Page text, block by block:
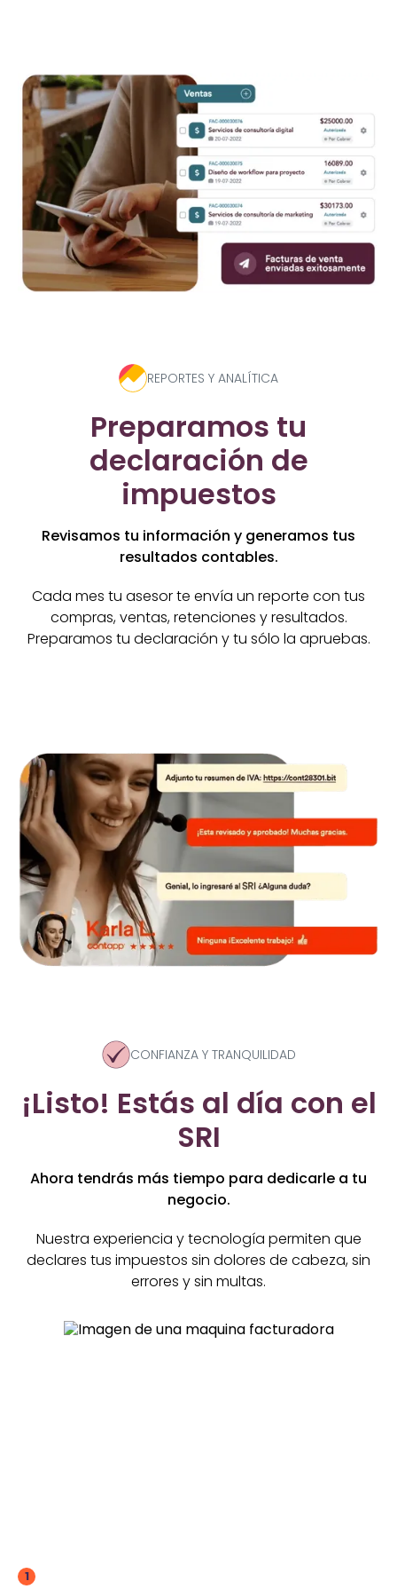
REPORTES Y ANALÍTICA
Preparamos tu
declaración de
impuestos
Revisamos tu información y generamos tus
resultados contables.
Cada mes tu asesor te envía un reporte con tus
compras, ventas, retenciones y resultados.
Preparamos tu declaración y tu sólo la apruebas.
CONFIANZA Y TRANQUILIDAD
¡Listo! Estás al día con el
SRI
Ahora tendrás más tiempo para dedicarle a tu
negocio.
Nuestra experiencia y tecnología permiten que
declares tus impuestos sin dolores de cabeza, sin
errores y sin multas.
1